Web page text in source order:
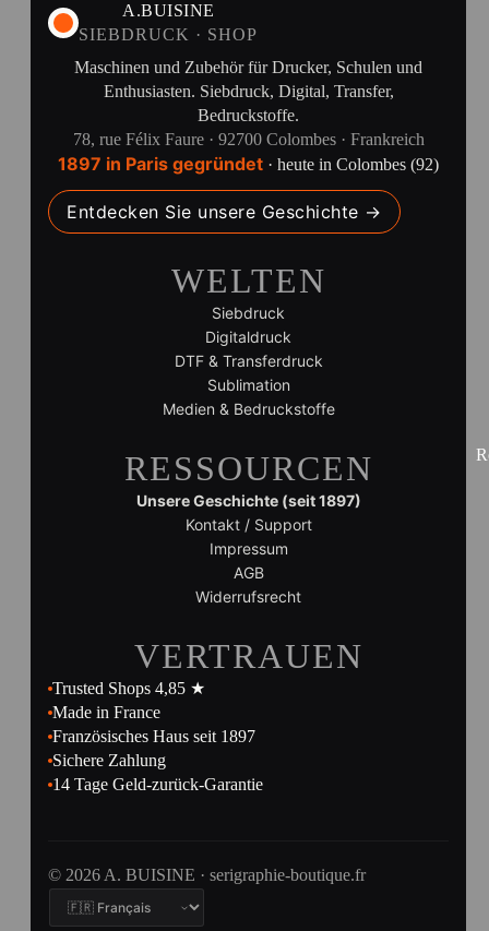
A.BUISINE
SIEBDRUCK · SHOP
Maschinen und Zubehör für Drucker, Schulen und
Enthusiasten. Siebdruck, Digital, Transfer,
Bedruckstoffe.
78, rue Félix Faure · 92700 Colombes · Frankreich
1897 in Paris gegründet · heute in Colombes (92)
Entdecken Sie unsere Geschichte →
WELTEN
Siebdruck
Digitaldruck
DTF & Transferdruck
Sublimation
Medien & Bedruckstoffe
RESSOURCEN
Unsere Geschichte (seit 1897)
Kontakt / Support
Impressum
AGB
Widerrufsrecht
VERTRAUEN
Trusted Shops 4,85 ★
Made in France
Französisches Haus seit 1897
Sichere Zahlung
14 Tage Geld-zurück-Garantie
© 2026 A. BUISINE · serigraphie-boutique.fr